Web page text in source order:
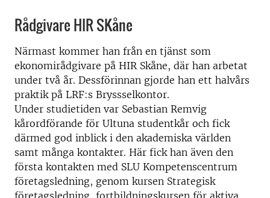
Rådgivare HIR SKåne
Närmast kommer han från en tjänst som
ekonomirådgivare på HIR Skåne, där han arbetat
under två år. Dessförinnan gjorde han ett halvårs
praktik på LRF:s Bryssselkontor.
Under studietiden var Sebastian Remvig
kårordförande för Ultuna studentkår och fick
därmed god inblick i den akademiska världen
samt många kontakter. Här fick han även den
första kontakten med SLU Kompetenscentrum
företagsledning, genom kursen Strategisk
företagsledning, fortbildningskursen för aktiva